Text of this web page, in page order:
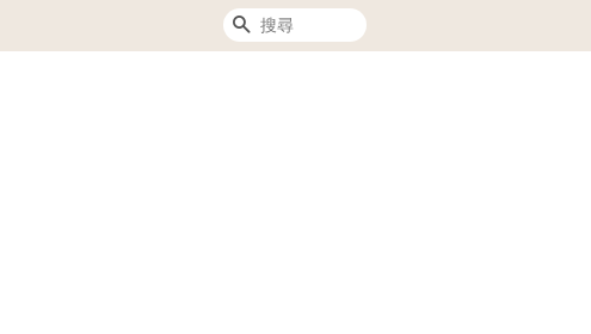
搜尋